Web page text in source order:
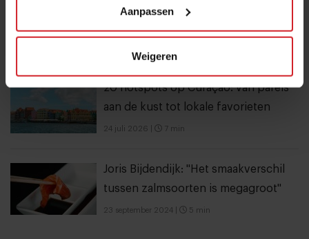
Aanpassen
Weigeren
Bangkok is tegenwoordig meer dan
20 hotspots op Curaçao: van parels
aan de kust tot lokale favorieten
24 juli 2026 7 min
Joris Bijdendijk: "Het smaakverschil
tussen zalmsoorten is megagroot"
23 september 2024 5 min